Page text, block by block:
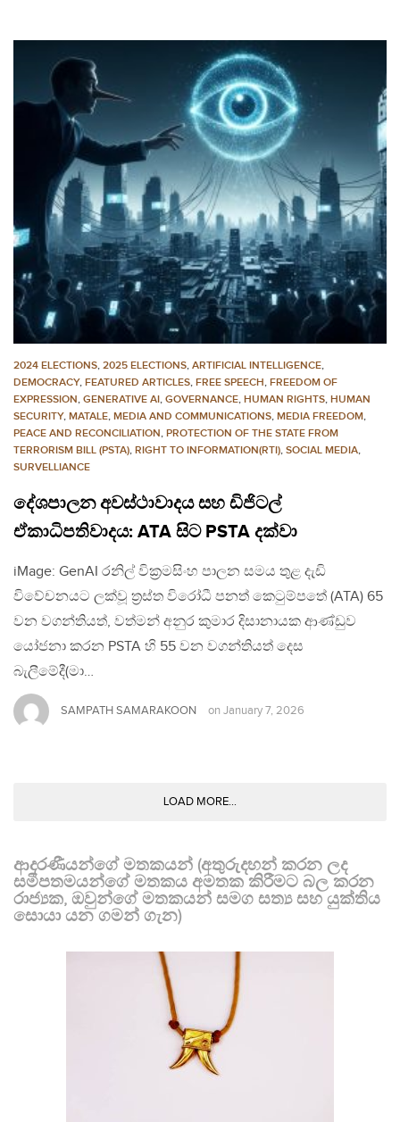
2024 ELECTIONS, 2025 ELECTIONS, ARTIFICIAL INTELLIGENCE,
DEMOCRACY, FEATURED ARTICLES, FREE SPEECH, FREEDOM OF
EXPRESSION, GENERATIVE AI, GOVERNANCE, HUMAN RIGHTS, HUMAN
SECURITY, MATALE, MEDIA AND COMMUNICATIONS, MEDIA FREEDOM,
PEACE AND RECONCILIATION, PROTECTION OF THE STATE FROM
TERRORISM BILL (PSTA), RIGHT TO INFORMATION(RTI), SOCIAL MEDIA,
SURVELLIANCE
දේශපාලන අවස්ථාවාදය සහ ඩිජිටල්
ඒකාධිපතිවාදය: ATA සිට PSTA දක්වා
iMage: GenAI රනිල් වික්‍රමසිංහ පාලන සමය තුළ දැඩි
විවේචනයට ලක්වූ ත්‍රස්ත විරෝධී පනත් කෙටුම්පතේ (ATA) 65
වන වගන්තියත්, වත්මන් අනුර කුමාර දිසානායක ආණ්ඩුව
යෝජනා කරන PSTA හි 55 වන වගන්තියත් දෙස
බැලීමේදී(මා…
SAMPATH SAMARAKOON on January 7, 2026
LOAD MORE...
ආදරණීයන්ගේ මතකයන් (අතුරුදහන් කරන ලද
සමීපතමයන්ගේ මතකය අමතක කිරීමට බල කරන
රාජ්‍යක, ඔවුන්ගේ මතකයන් සමග සත්‍ය සහ යුක්තිය
සොයා යන ගමන් ගැන)